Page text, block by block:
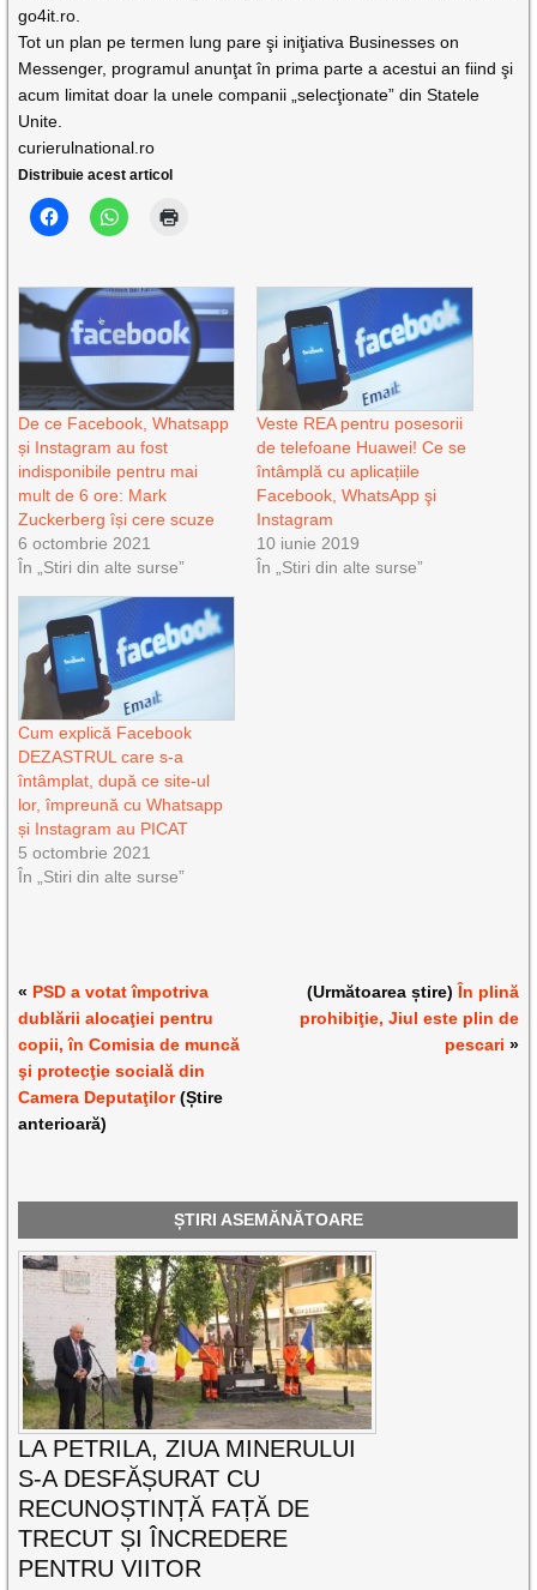
go4it.ro.
Tot un plan pe termen lung pare şi iniţiativa Businesses on
Messenger, programul anunţat în prima parte a acestui an fiind şi
acum limitat doar la unele companii „selecţionate” din Statele
Unite.
curierulnational.ro
Distribuie acest articol
De ce Facebook, Whatsapp
și Instagram au fost
indisponibile pentru mai
mult de 6 ore: Mark
Zuckerberg își cere scuze
6 octombrie 2021
În „Stiri din alte surse”
Veste REA pentru posesorii
de telefoane Huawei! Ce se
întâmplă cu aplicațiile
Facebook, WhatsApp şi
Instagram
10 iunie 2019
În „Stiri din alte surse”
Cum explică Facebook
DEZASTRUL care s-a
întâmplat, după ce site-ul
lor, împreună cu Whatsapp
și Instagram au PICAT
5 octombrie 2021
În „Stiri din alte surse”
« PSD a votat împotriva
dublării alocaţiei pentru
copii, în Comisia de muncă
şi protecţie socială din
Camera Deputaţilor(Știre
anterioară)
(Următoarea știre) În plină
prohibiţie, Jiul este plin de
pescari »
ȘTIRI ASEMĂNĂTOARE
LA PETRILA, ZIUA MINERULUI
S-A DESFĂȘURAT CU
RECUNOȘTINȚĂ FAȚĂ DE
TRECUT ȘI ÎNCREDERE
PENTRU VIITOR